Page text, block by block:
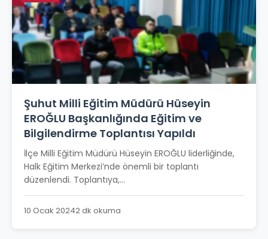
Şuhut Milli Eğitim Müdürü Hüseyin
EROĞLU Başkanlığında Eğitim ve
Bilgilendirme Toplantısı Yapıldı
İlçe Milli Eğitim Müdürü Hüseyin EROĞLU liderliğinde,
Halk Eğitim Merkezi’nde önemli bir toplantı
düzenlendi. Toplantıya,...
10 Ocak 20242 dk okuma